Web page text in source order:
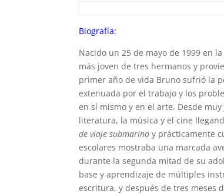
Biografía:
Nacido un 25 de mayo de 1999 en
más joven de tres hermanos y
primer año de vida Bruno sufrió la
extenuada por el trabajo y los
en sí mismo y en el arte. Desde
literatura, la música y el cine
de viaje submarino y prácticamente
escolares mostraba una marcada
durante la segunda mitad de su
base y aprendizaje de múltiples
escritura, y después de tres meses